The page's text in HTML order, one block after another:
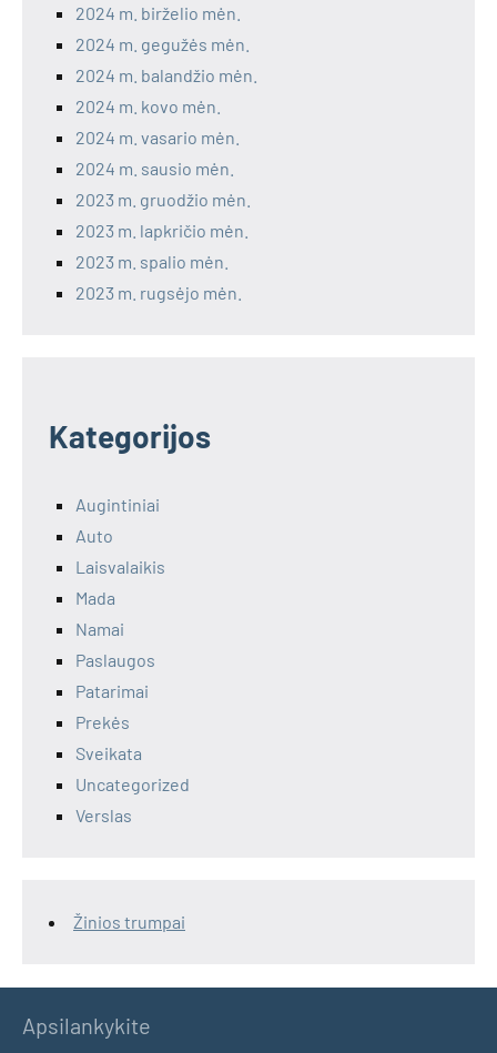
2024 m. birželio mėn.
2024 m. gegužės mėn.
2024 m. balandžio mėn.
2024 m. kovo mėn.
2024 m. vasario mėn.
2024 m. sausio mėn.
2023 m. gruodžio mėn.
2023 m. lapkričio mėn.
2023 m. spalio mėn.
2023 m. rugsėjo mėn.
Kategorijos
Augintiniai
Auto
Laisvalaikis
Mada
Namai
Paslaugos
Patarimai
Prekės
Sveikata
Uncategorized
Verslas
Žinios trumpai
Apsilankykite